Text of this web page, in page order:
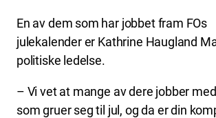
En av dem som har jobbet fram FOs
julekalender er Kathrine Haugland
politiske ledelse.
– Vi vet at mange av dere jobber
som gruer seg til jul, og da er din